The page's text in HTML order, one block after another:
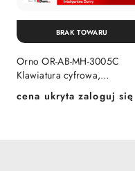
Orno OR-AB-MH-3005C
Klawiatura cyfrowa,
bezprzewodowa do alarmów
MH
Cena:
cena ukryta zaloguj się
BRAK TOWARU